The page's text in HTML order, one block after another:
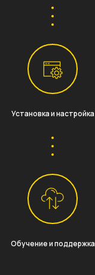
Установка и настройка
Обучение и поддержка